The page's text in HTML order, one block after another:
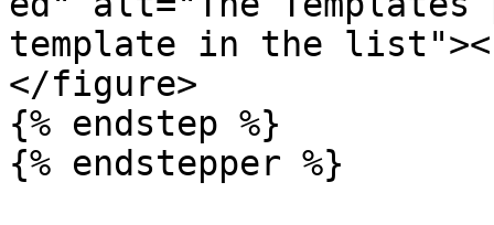
template in the
</figure>
{% endstep %}
{% endstepper %}